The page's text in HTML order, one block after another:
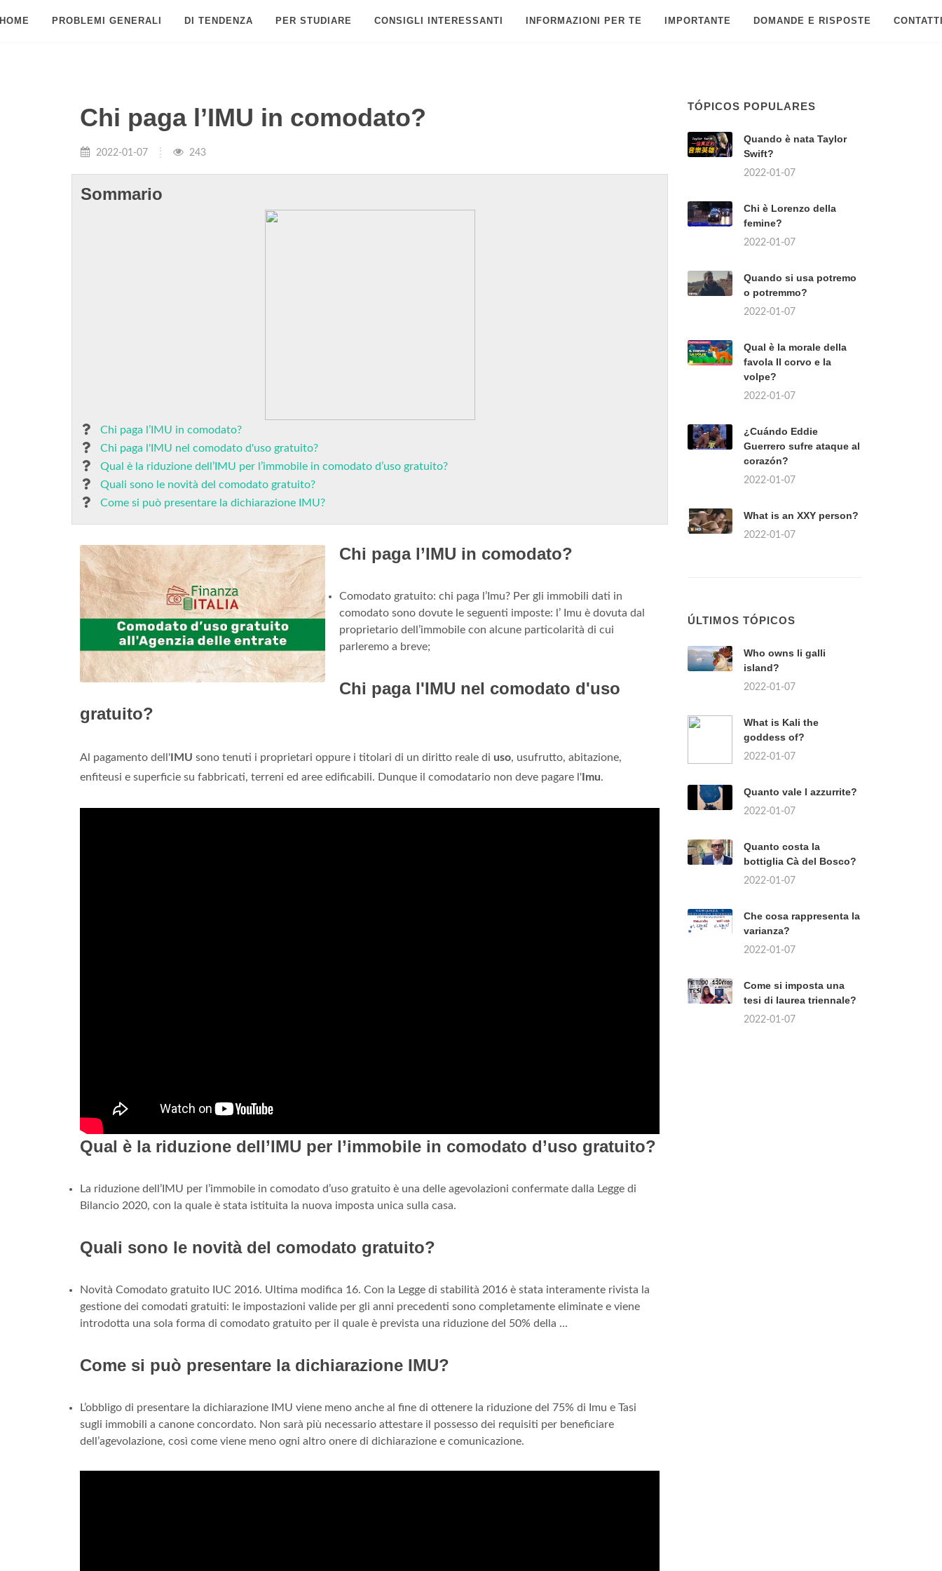
PROBLEMI GENERALI DI TENDENZA PER STUDIARE CONSIGLI INTERESSANTI INFORMAZIONI PER TE IMPORTANTE DOMANDE E RISPOSTE
Chi paga l’IMU in comodato?
2022-01-07 243
Sommario
Chi paga l’IMU in comodato?
Chi paga l'IMU nel comodato d'uso gratuito?
Qual è la riduzione dell’IMU per l’immobile in comodato d’uso gratuito?
Quali sono le novità del comodato gratuito?
Come si può presentare la dichiarazione IMU?
Chi paga l’IMU in comodato?
Comodato gratuito: chi paga l’Imu? Per gli immobili dati in
comodato sono dovute le seguenti imposte: l’ Imu è dovuta dal
proprietario dell’immobile con alcune particolarità di cui
parleremo a breve;
Chi paga l'IMU nel comodato d'uso
gratuito?
Al pagamento dell' IMU sono tenuti i proprietari oppure i titolari di un diritto reale di uso, usufrutto, abitazione,
enfiteusi e superficie su fabbricati, terreni ed aree edificabili. Dunque il comodatario non deve pagare l' Imu.
Qual è la riduzione dell’IMU per l’immobile in comodato d’uso gratuito?
La riduzione dell’IMU per l’immobile in comodato d’uso gratuito è una delle agevolazioni confermate dalla Legge di
Bilancio 2020, con la quale è stata istituita la nuova imposta unica sulla casa.
Quali sono le novità del comodato gratuito?
Novità Comodato gratuito IUC 2016. Ultima modifica 16. Con la Legge di stabilità 2016 è stata interamente rivista la
gestione dei comodati gratuiti: le impostazioni valide per gli anni precedenti sono completamente eliminate e viene
introdotta una sola forma di comodato gratuito per il quale è prevista una riduzione del 50% della ...
Come si può presentare la dichiarazione IMU?
L’obbligo di presentare la dichiarazione IMU viene meno anche al fine di ottenere la riduzione del 75% di Imu e Tasi
sugli immobili a canone concordato. Non sarà più necessario attestare il possesso dei requisiti per beneficiare
dell’agevolazione, così come viene meno ogni altro onere di dichiarazione e comunicazione.
TÓPICOS POPULARES
Quando è nata Taylor
Swift?
2022-01-07
Chi è Lorenzo della
femine?
2022-01-07
Quando si usa potremo
o potremmo?
2022-01-07
Qual è la morale della
favola Il corvo e la
volpe?
2022-01-07
¿Cuándo Eddie
Guerrero sufre ataque al
corazón?
2022-01-07
What is an XXY person?
2022-01-07
ÚLTIMOS TÓPICOS
Who owns li galli
island?
2022-01-07
What is Kali the
goddess of?
2022-01-07
Quanto vale l azzurrite?
2022-01-07
Quanto costa la
bottiglia Cà del Bosco?
2022-01-07
Che cosa rappresenta la
varianza?
2022-01-07
Come si imposta una
tesi di laurea triennale?
2022-01-07